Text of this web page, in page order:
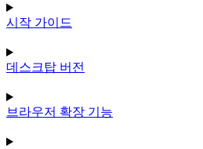
시작 가이드
데스크탑 버전
브라우저 확장 기능